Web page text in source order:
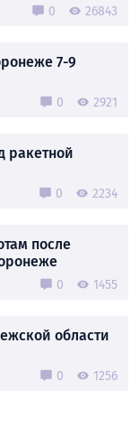
0 26843
7-9
0 2921
ракетной
0 2234
после
0 1455
области
0 1256